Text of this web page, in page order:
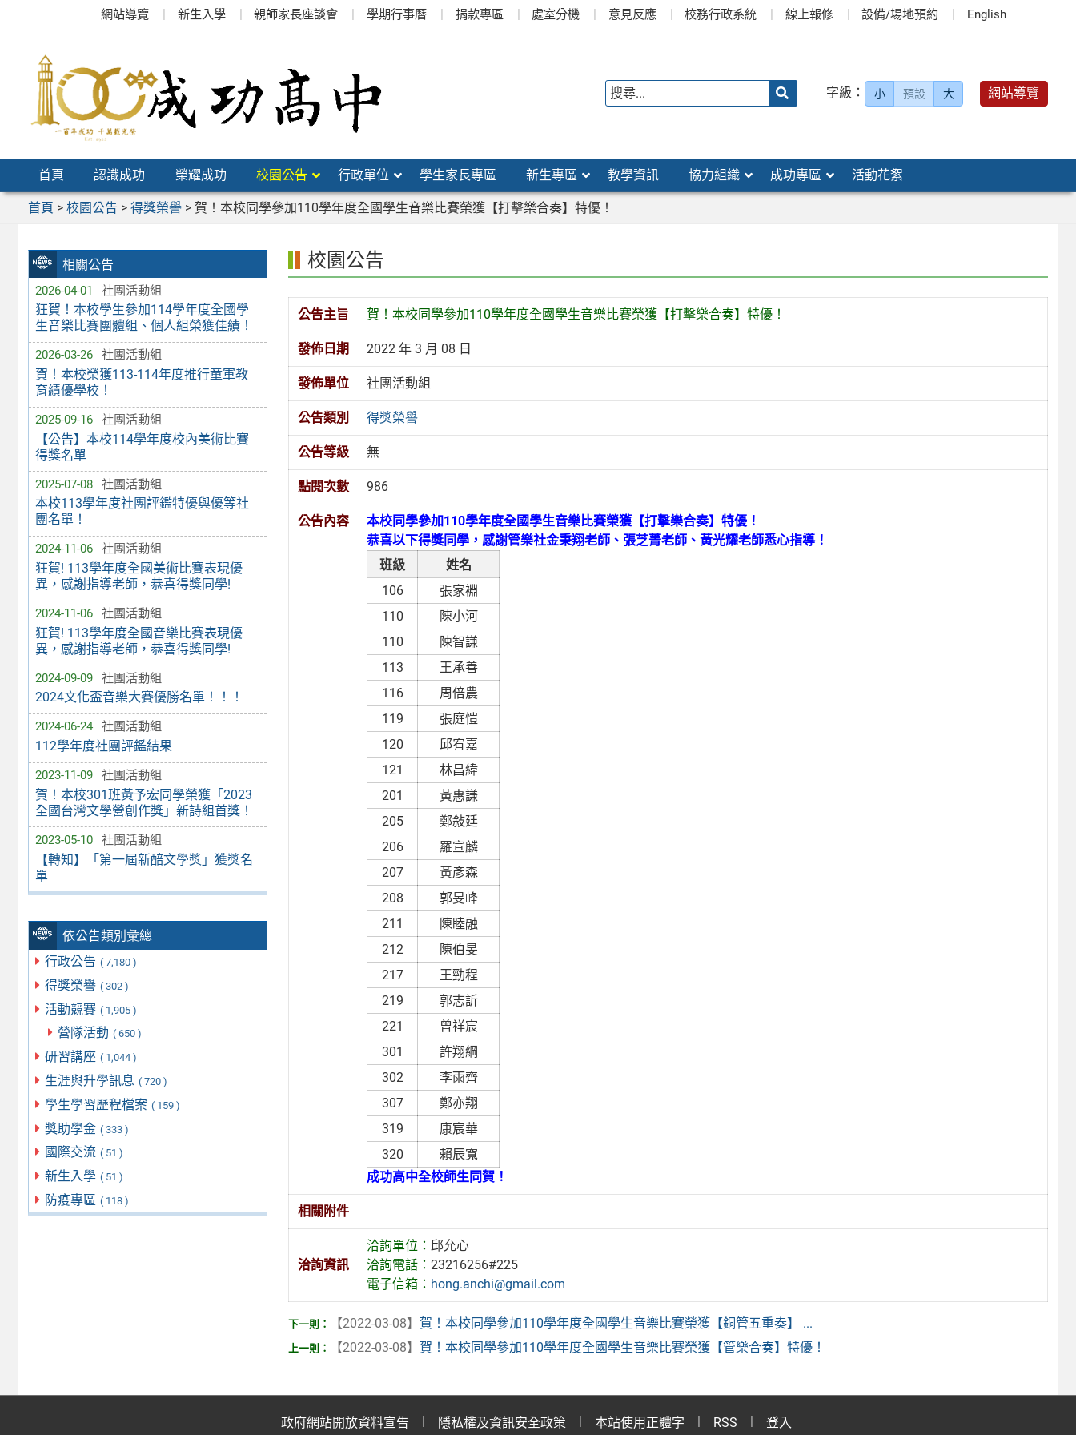
網站導覽 新生入學 親師家長座談會 學期行事曆 捐款專區 處室分機 意見反應 校務行政系統 線上報修 設備/場地預約 English
字級： 小 預設 大 網站導覽
首頁 認識成功 榮耀成功 校園公告 行政單位 學生家長專區 新生專區 教學資訊 協力組織 成功專區 活動花絮
首頁 > 校園公告 > 得獎榮譽> 賀！本校同學參加110學年度全國學生音樂比賽榮獲【打擊樂合奏】特優！
相關公告
2026-04-01 社團活動組
狂賀！本校學生參加114學年度全國學
生音樂比賽團體組、個人組榮獲佳績！
2026-03-26 社團活動組
賀！本校榮獲113-114年度推行童軍教
育績優學校！
2025-09-16 社團活動組
【公告】本校114學年度校內美術比賽
得獎名單
2025-07-08 社團活動組
本校113學年度社團評鑑特優與優等社
團名單！
2024-11-06 社團活動組
狂賀! 113學年度全國美術比賽表現優
異，感謝指導老師，恭喜得獎同學!
2024-11-06 社團活動組
狂賀! 113學年度全國音樂比賽表現優
異，感謝指導老師，恭喜得獎同學!
2024-09-09 社團活動組
2024文化盃音樂大賽優勝名單！！！
2024-06-24 社團活動組
112學年度社團評鑑結果
2023-11-09 社團活動組
賀！本校301班黃予宏同學榮獲「2023
全國台灣文學營創作獎」新詩組首獎！
2023-05-10 社團活動組
【轉知】「第一屆新醅文學獎」獲獎名
單
依公告類別彙總
行政公告 ( 7,180 )
得獎榮譽 ( 302 )
活動競賽 ( 1,905 )
營隊活動 ( 650 )
研習講座 ( 1,044 )
生涯與升學訊息 ( 720 )
學生學習歷程檔案 ( 159 )
獎助學金 ( 333 )
國際交流 ( 51 )
新生入學 ( 51 )
防疫專區 ( 118 )
校園公告
公告主旨 賀！本校同學參加110學年度全國學生音樂比賽榮獲【打擊樂合奏】特優！
發佈日期 2022 年 3 月 08 日
發佈單位 社團活動組
公告類別 得獎榮譽
公告等級 無
點閱次數 986
公告內容
本校同學參加110學年度全國學生音樂比賽榮獲【打擊樂合奏】特優！
恭喜以下得獎同學，感謝管樂社金秉翔老師、張芝菁老師、黃光耀老師悉心指導！
班級
姓名
106
張家裫
110
陳小河
110
陳智謙
113
王承善
116
周倍農
119
張庭愷
120
邱宥嘉
121
林昌緯
201
黃惠謙
205
鄭敍廷
206
羅宣麟
207
黃彥森
208
郭旻峰
211
陳睦融
212
陳伯旻
217
王勁程
219
郭志訢
221
曾祥宸
301
許翔綱
302
李雨齊
307
鄭亦翔
319
康宸華
320
賴辰寬
成功高中全校師生同賀！
相關附件
洽詢資訊
洽詢單位：邱允心
洽詢電話：23216256#225
電子信箱： hong.anchi@gmail.com
【2022-03-08】 賀！本校同學參加110學年度全國學生音樂比賽榮獲【銅管五重奏】 ...
【2022-03-08】 賀！本校同學參加110學年度全國學生音樂比賽榮獲【管樂合奏】特優！
政府網站開放資料宣告 隱私權及資訊安全政策 本站使用正體字 RSS 登入